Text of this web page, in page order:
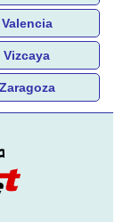
Valencia
Vizcaya
Zaragoza